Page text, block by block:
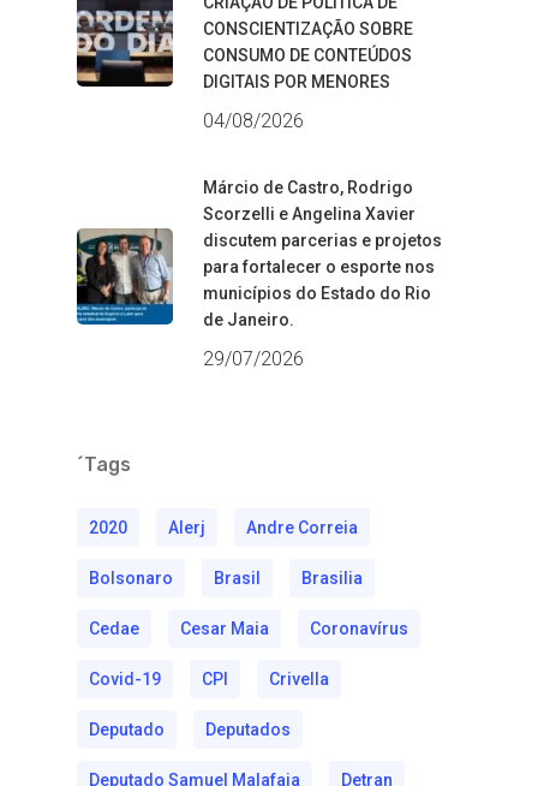
CONSCIENTIZAÇÃO SOBRE
CONSUMO DE CONTEÚDOS
DIGITAIS POR MENORES
04/08/2026
Márcio de Castro, Rodrigo
Scorzelli e Angelina Xavier
discutem parcerias e projetos
para fortalecer o esporte nos
municípios do Estado do Rio
de Janeiro.
29/07/2026
´Tags
2020 Alerj Andre Correia
Bolsonaro Brasil Brasilia
Cedae Cesar Maia Coronavírus
Covid-19 CPI Crivella
Deputado Deputados
Deputado Samuel Malafaia Detran